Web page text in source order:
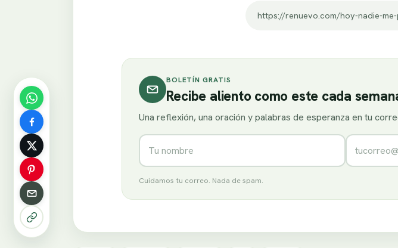
https://renuevo.com/hoy-nadie-
BOLETÍN GRATIS
Recibe aliento como este cada
Una reflexión, una oración y palabras de esperanza en tu
Nombre Correo
Cuidamos tu correo. Nada de spam.